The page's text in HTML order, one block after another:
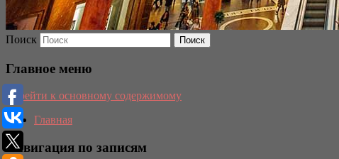
Поиск
Главное меню
Перейти к основному содержимому
Главная
Навигация по записям